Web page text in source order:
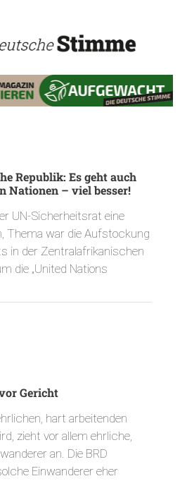
Republik: Es geht auch
Nationen – viel besser!
UN-Sicherheitsrat eine
Thema war die Aufstockung
in der Zentralafrikanischen
die „United Nations
Gericht
hart arbeitenden
zieht vor allem ehrliche,
an. Die BRD
Einwanderer eher